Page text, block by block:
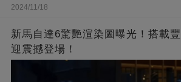
2024/11/18
新馬自達6驚艷渲染圖曝光！搭載
迎震撼登場！